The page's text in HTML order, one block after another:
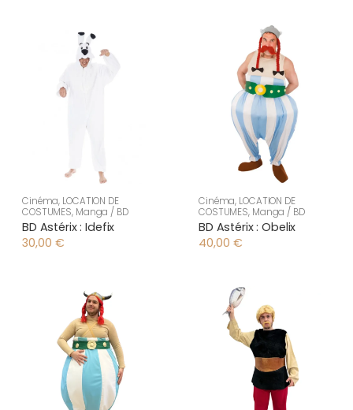
Cinéma, LOCATION DE
COSTUMES, Manga / BD
BD Astérix : Idefix
30,00 €
Cinéma, LOCATION DE
COSTUMES, Manga / BD
BD Astérix : Obelix
40,00 €